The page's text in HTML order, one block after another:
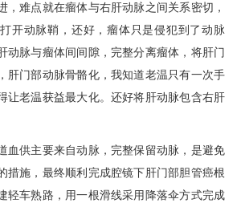
，难点就在瘤体与右肝动脉之间关系密切，
开动脉鞘，还好，瘤体只是侵犯到了动脉
动脉与瘤体间间隙，完整分离瘤体，将肝门
肝门部动脉骨骼化，我知道老温只有一次手
让老温获益最大化。还好将肝动脉包含右肝
供主要来自动脉，完整保留动脉，是避免
措施，最终顺利完成腔镜下肝门部胆管癌根
轻车熟路，用一根滑线采用降落伞方式完成